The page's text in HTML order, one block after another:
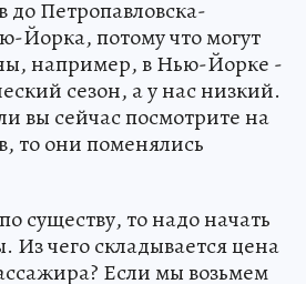
до Петропавловска-
Йорка, потому что могут
например, в Нью-Йорке -
сезон, а у нас низкий.
вы сейчас посмотрите на
то они поменялись
существу, то надо начать
Из чего складывается цена
Если мы возьмем